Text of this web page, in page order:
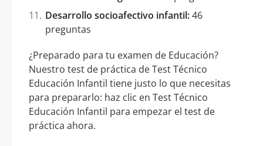
Desarrollo socioafectivo infantil:46
preguntas
¿Preparado para tu examen de Educación?
Nuestro test de práctica de Test Técnico
Educación Infantil tiene justo lo que necesitas
para prepararlo: haz clic en Test Técnico
Educación Infantil para empezar el test de
práctica ahora.